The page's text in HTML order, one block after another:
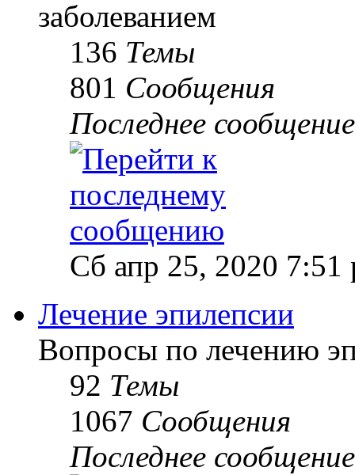
заболеванием
136 Темы
801 Сообщения
Последнее сообщение
Сб апр 25, 2020 7:51
Лечение эпилепсии
Вопросы по лечению
92 Темы
1067 Сообщения
Последнее сообщение